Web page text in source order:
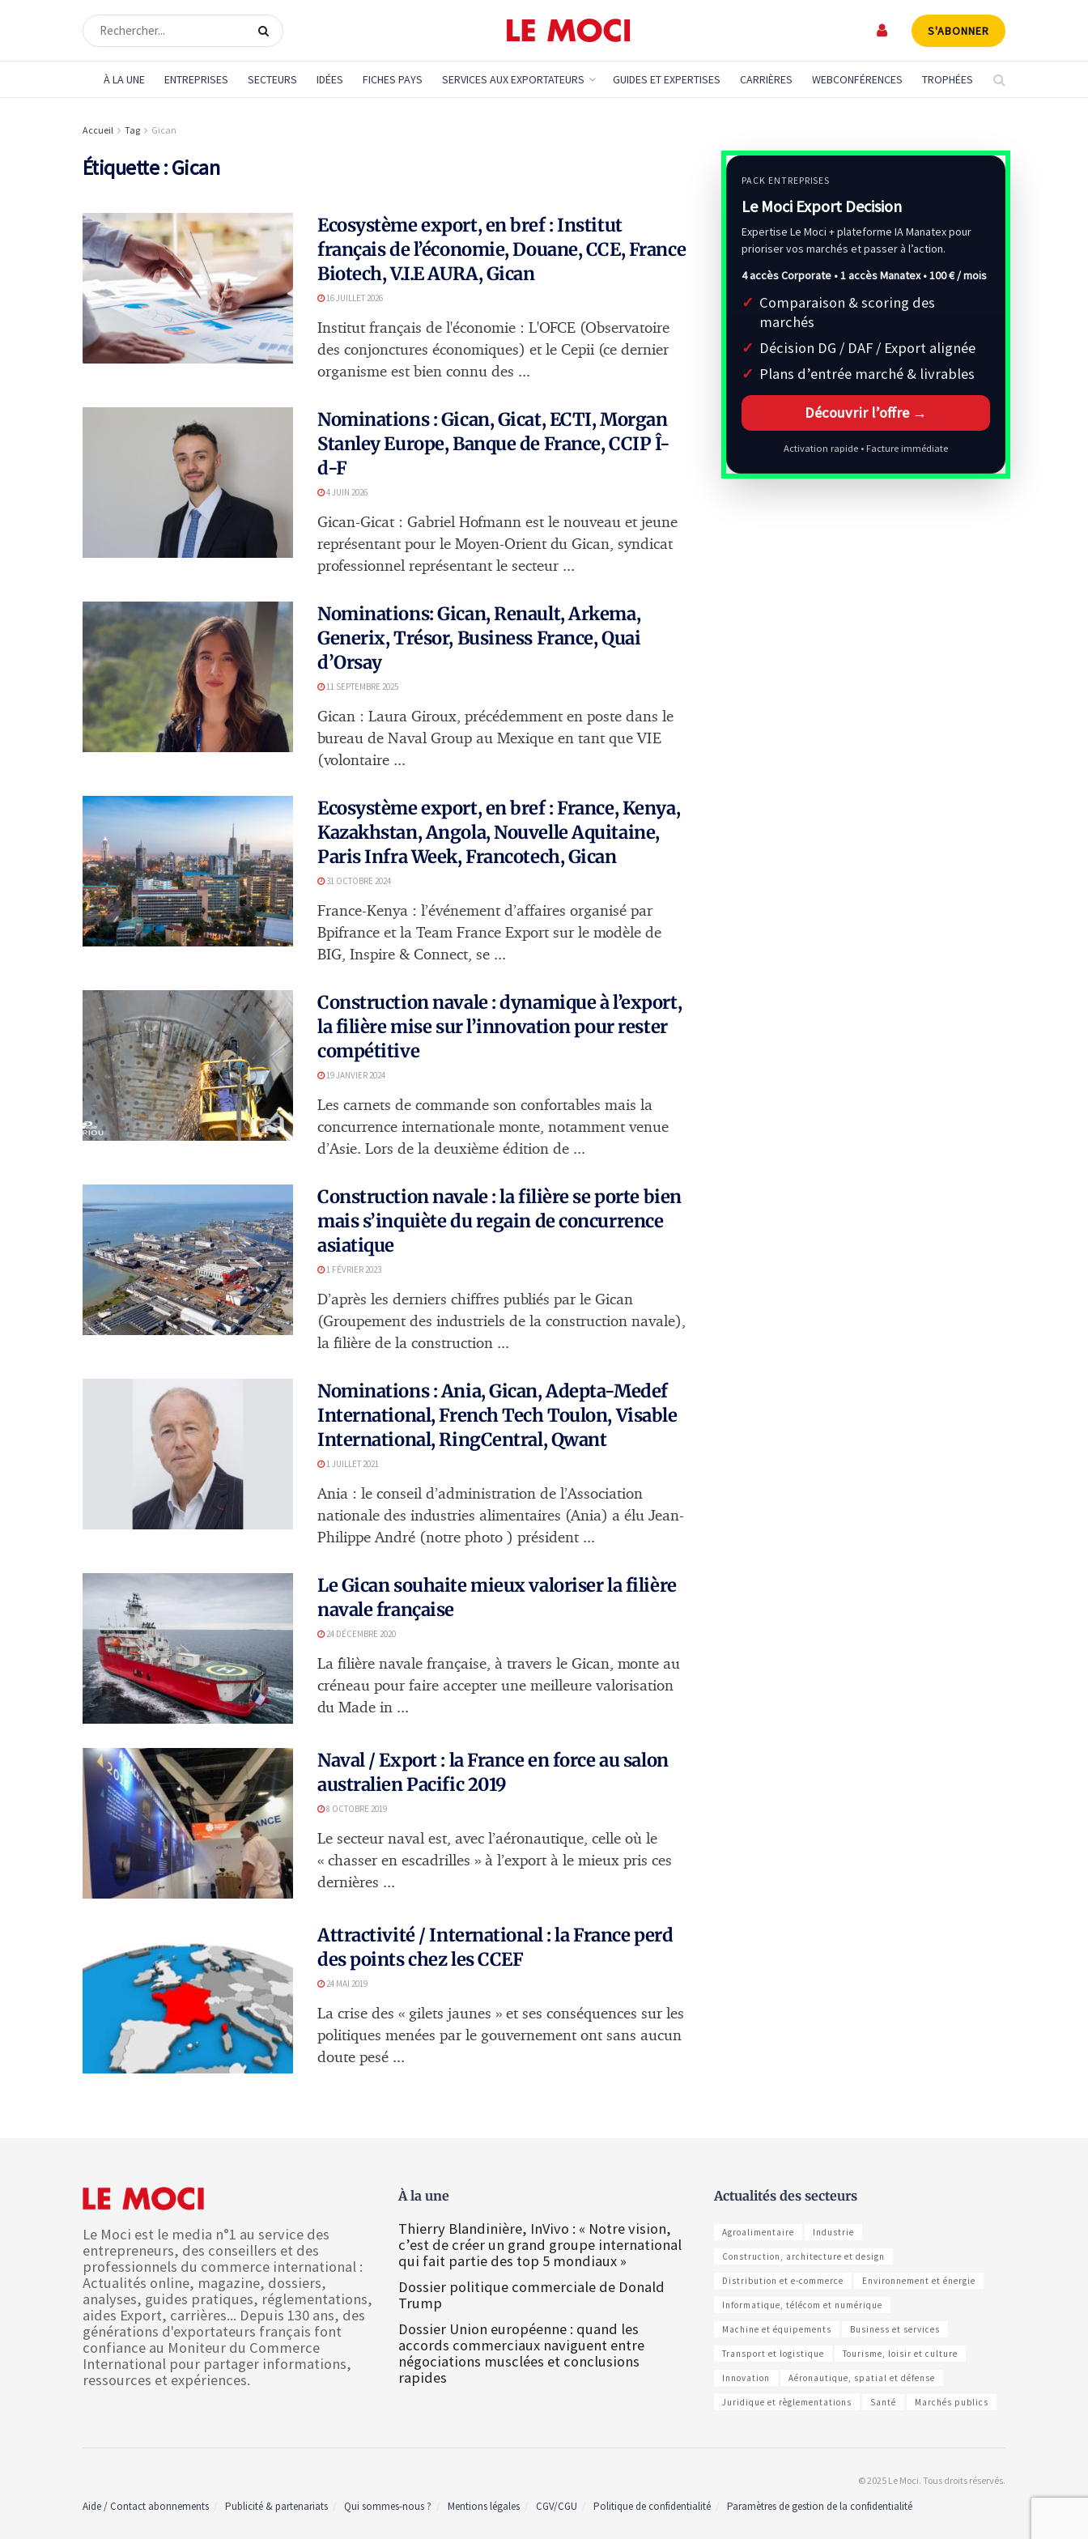
S'ABONNER
À LA UNE ENTREPRISES SECTEURS IDÉES FICHES PAYS SERVICES AUX EXPORTATEURS GUIDES ET EXPERTISES CARRIÈRES WEBCONFÉRENCES TROPHÉES
Accueil Tag Gican
Étiquette :Gican
Ecosystème export, en bref : Institut
français de l’économie, Douane, CCE, France
Biotech, V.I.E AURA, Gican
16 JUILLET 2026
Institut français de l'économie : L'OFCE (Observatoire
des conjonctures économiques) et le Cepii (ce dernier
organisme est bien connu des ...
Nominations : Gican, Gicat, ECTI, Morgan
Stanley Europe, Banque de France, CCIP Î-
d-F
4 JUIN 2026
Gican-Gicat : Gabriel Hofmann est le nouveau et jeune
représentant pour le Moyen-Orient du Gican, syndicat
professionnel représentant le secteur ...
Nominations: Gican, Renault, Arkema,
Generix, Trésor, Business France, Quai
d’Orsay
11 SEPTEMBRE 2025
Gican : Laura Giroux, précédemment en poste dans le
bureau de Naval Group au Mexique en tant que VIE
(volontaire ...
Ecosystème export, en bref : France, Kenya,
Kazakhstan, Angola, Nouvelle Aquitaine,
Paris Infra Week, Francotech, Gican
31 OCTOBRE 2024
France-Kenya : l’événement d’affaires organisé par
Bpifrance et la Team France Export sur le modèle de
BIG, Inspire & Connect, se ...
Construction navale : dynamique à l’export,
la filière mise sur l’innovation pour rester
compétitive
19 JANVIER 2024
Les carnets de commande son confortables mais la
concurrence internationale monte, notamment venue
d’Asie. Lors de la deuxième édition de ...
Construction navale : la filière se porte bien
mais s’inquiète du regain de concurrence
asiatique
1 FÉVRIER 2023
D’après les derniers chiffres publiés par le Gican
(Groupement des industriels de la construction navale),
la filière de la construction ...
Nominations : Ania, Gican, Adepta-Medef
International, French Tech Toulon, Visable
International, RingCentral, Qwant
1 JUILLET 2021
Ania : le conseil d’administration de l’Association
nationale des industries alimentaires (Ania) a élu Jean-
Philippe André (notre photo ) président ...
Le Gican souhaite mieux valoriser la filière
navale française
24 DÉCEMBRE 2020
La filière navale française, à travers le Gican, monte au
créneau pour faire accepter une meilleure valorisation
du Made in ...
Naval / Export : la France en force au salon
australien Pacific 2019
8 OCTOBRE 2019
Le secteur naval est, avec l’aéronautique, celle où le
« chasser en escadrilles » à l’export à le mieux pris ces
dernières ...
Attractivité / International : la France perd
des points chez les CCEF
24 MAI 2019
La crise des « gilets jaunes » et ses conséquences sur les
politiques menées par le gouvernement ont sans aucun
doute pesé ...
PACK ENTREPRISES
Le Moci Export Decision
Expertise Le Moci + plateforme IA Manatex pour
prioriser vos marchés et passer à l’action.
4 accès Corporate • 1 accès Manatex •100 € / mois
Comparaison & scoring des
marchés
Décision DG / DAF / Export alignée
Plans d’entrée marché & livrables
Découvrir l’offre →
Activation rapide • Facture immédiate
Le Moci est le media n°1 au service des
entrepreneurs, des conseillers et des
professionnels du commerce international :
Actualités online, magazine, dossiers,
analyses, guides pratiques, réglementations,
aides Export, carrières... Depuis 130 ans, des
générations d'exportateurs français font
confiance au Moniteur du Commerce
International pour partager informations,
ressources et expériences.
À la une
Thierry Blandinière, InVivo : « Notre vision,
c’est de créer un grand groupe international
qui fait partie des top 5 mondiaux »
Dossier politique commerciale de Donald
Trump
Dossier Union européenne : quand les
accords commerciaux naviguent entre
négociations musclées et conclusions
rapides
Actualités des secteurs
Agroalimentaire Industrie
Construction, architecture et design
Distribution et e-commerce Environnement et énergie
Informatique, télécom et numérique
Machine et équipements Business et services
Transport et logistique Tourisme, loisir et culture
Innovation Aéronautique, spatial et défense
Juridique et règlementations Santé Marchés publics
© 2025 Le Moci. Tous droits réservés.
Aide / Contact abonnements Publicité & partenariats Qui sommes-nous ? Mentions légales CGV/CGU Politique de confidentialité Paramètres de gestion de la confidentialité